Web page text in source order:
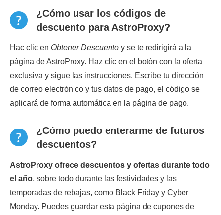
¿Cómo usar los códigos de
descuento para AstroProxy?
Hac clic en Obtener Descuento y se te redirigirá a la
página de AstroProxy. Haz clic en el botón con la oferta
exclusiva y sigue las instrucciones. Escribe tu dirección
de correo electrónico y tus datos de pago, el código se
aplicará de forma automática en la página de pago.
¿Cómo puedo enterarme de futuros
descuentos?
AstroProxy ofrece descuentos y ofertas durante todo
el año, sobre todo durante las festividades y las
temporadas de rebajas, como Black Friday y Cyber
Monday. Puedes guardar esta página de cupones de